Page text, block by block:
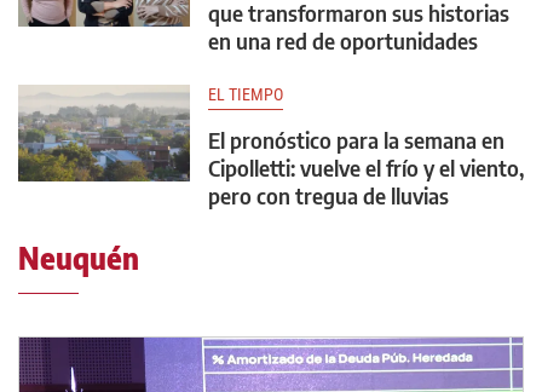
que transformaron sus historias
en una red de oportunidades
EL TIEMPO
El pronóstico para la semana en
Cipolletti: vuelve el frío y el viento,
pero con tregua de lluvias
Neuquén